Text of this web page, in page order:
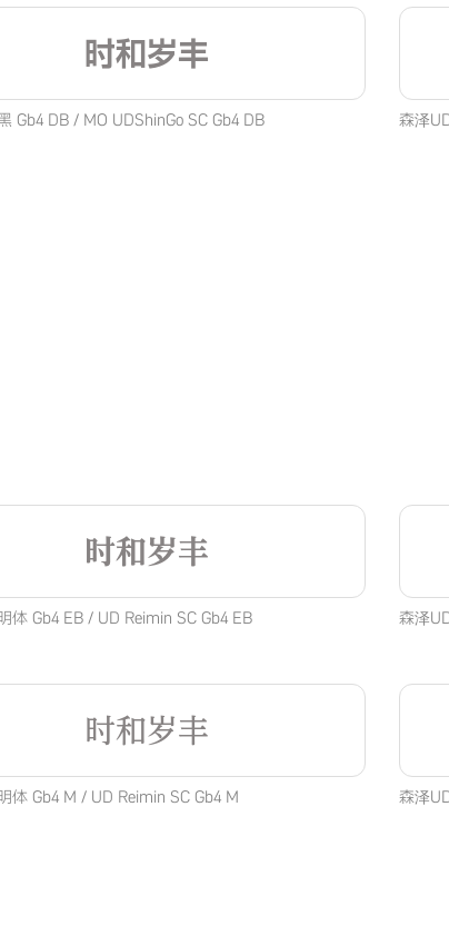
时和岁丰
Gb4 DB / MO UDShinGo SC Gb4 DB 森泽
时和岁丰
体 Gb4 EB / UD Reimin SC Gb4 EB 森泽
时和岁丰
体 Gb4 M / UD Reimin SC Gb4 M 森泽